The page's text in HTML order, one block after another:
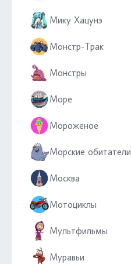
Мику Хацунэ
Монстр-Трак
Монстры
Море
Мороженое
Морские обитатели
Москва
Мотоциклы
Мультфильмы
Муравьи